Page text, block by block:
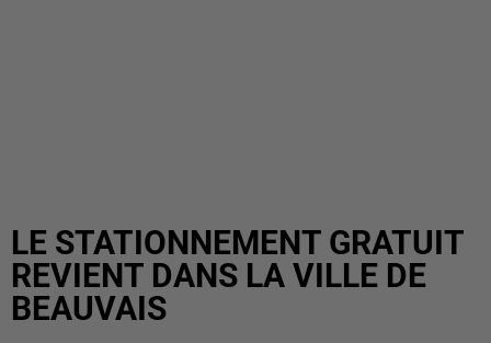
LE STATIONNEMENT GRATUIT
REVIENT DANS LA VILLE DE
BEAUVAIS